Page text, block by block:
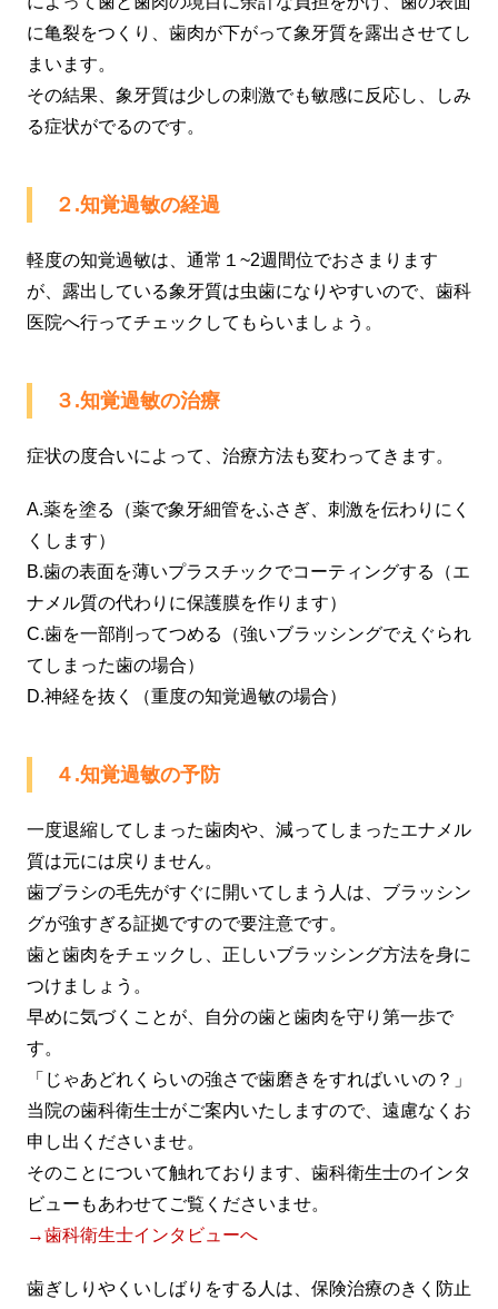
に亀裂をつくり、歯肉が下がって象牙質を露出させてし
まいます。
その結果、象牙質は少しの刺激でも敏感に反応し、しみ
る症状がでるのです。
２.知覚過敏の経過
軽度の知覚過敏は、通常１~2週間位でおさまります
が、露出している象牙質は虫歯になりやすいので、歯科
医院へ行ってチェックしてもらいましょう。
３.知覚過敏の治療
症状の度合いによって、治療方法も変わってきます。
A.薬を塗る（薬で象牙細管をふさぎ、刺激を伝わりにく
くします）
B.歯の表面を薄いプラスチックでコーティングする（エ
ナメル質の代わりに保護膜を作ります）
C.歯を一部削ってつめる（強いブラッシングでえぐられ
てしまった歯の場合）
D.神経を抜く（重度の知覚過敏の場合）
４.知覚過敏の予防
一度退縮してしまった歯肉や、減ってしまったエナメル
質は元には戻りません。
歯ブラシの毛先がすぐに開いてしまう人は、ブラッシン
グが強すぎる証拠ですので要注意です。
歯と歯肉をチェックし、正しいブラッシング方法を身に
つけましょう。
早めに気づくことが、自分の歯と歯肉を守り第一歩で
す。
「じゃあどれくらいの強さで歯磨きをすればいいの？」
当院の歯科衛生士がご案内いたしますので、遠慮なくお
申し出くださいませ。
そのことについて触れております、歯科衛生士のインタ
ビューもあわせてご覧くださいませ。
→歯科衛生士インタビューへ
歯ぎしりやくいしばりをする人は、保険治療のきく防止